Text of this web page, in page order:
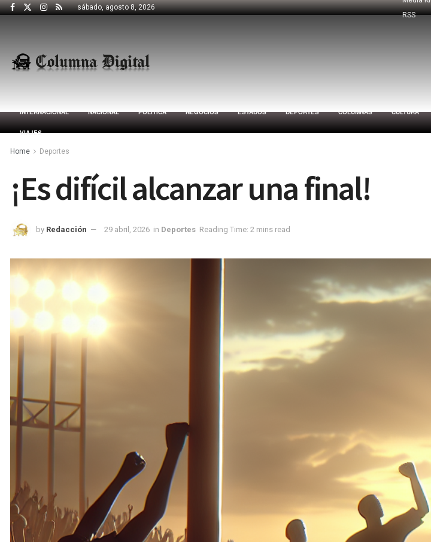
sábado, agosto 8, 2026
RSS
INTERNACIONAL NACIONAL POLÍTICA NEGOCIOS ESTADOS DEPORTES COLUMNAS CULTURA
VIAJES
Home Deportes
¡Es difícil alcanzar una final!
by Redacción 29 abril, 2026 in Deportes Reading Time: 2 mins read